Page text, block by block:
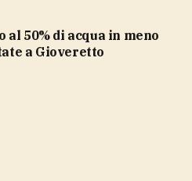
a Gioveretto